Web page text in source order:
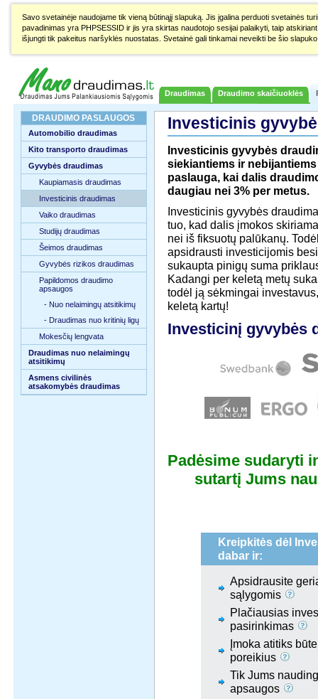
Savo svetainėje naudojame tik vieną būtinąjį slapuką. Jis įgalina perduoti svetainės
pavadinimas yra PHPSESSID ir jis yra skirtas naudotojo sesijai palaikyti, taip
išjungti tik pakeitus naršyklės nuostatas. Svetainė gali tinkamai neveikti be šio
Draudimas Draudimo skaičiuoklės
DRAUDIMO PASLAUGOS
Automobilio draudimas
Kito transporto draudimas
Gyvybės draudimas
Kaupiamasis draudimas
Investicinis draudimas
Vaiko draudimas
Studijų draudimas
Šeimos draudimas
Gyvybės rizikos draudimas
Papildomos draudimo
apsaugos
- Nuo nelaimingų atsitikimų
- Draudimas nuo kritinių ligų
Mokesčių lengvata
Draudimas nuo nelaimingų
atsitikimų
Asmens civilinės
atsakomybės draudimas
Investicinis
Investicinis gyvybės
siekiantiems ir
paslauga, kai dalis
daugiau nei 3% per metus.
Investicinis gyvybės
tuo, kad dalis įmokos
nei iš fiksuotų palūkanų.
apsidrausti investicijomis
sukaupta pinigų suma
Kadangi per keletą metų
todėl ją sėkmingai
keletą kartų!
Investicinį gyvybės
Padėsime sudaryti
sutartį Jums
Kreipkitės dėl
dabar ir:
Apsidrausite
sąlygomis
Plačiausias
pasirinkimas
Įmoka atitiks
poreikius
Tik Jums
apsaugos